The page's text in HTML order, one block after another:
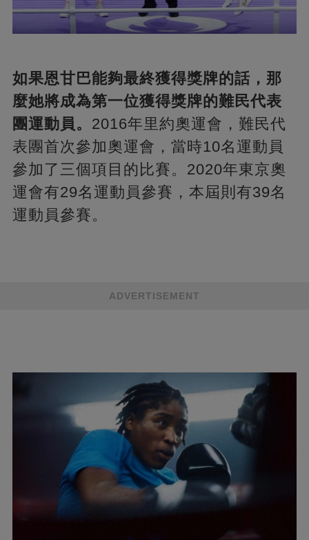
如果恩甘巴能夠最終獲得獎牌的話，那
麼她將成為第一位獲得獎牌的難民代表
團運動員。 2016年里約奧運會，難民代
表團首次參加奧運會，當時10名運動員
參加了三個項目的比賽。2020年東京奧
運會有29名運動員參賽，本屆則有39名
運動員參賽。
ADVERTISEMENT